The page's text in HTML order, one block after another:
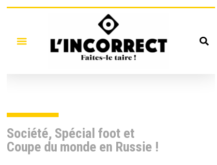
Société, Spécial foot et
Coupe du monde en Russie !